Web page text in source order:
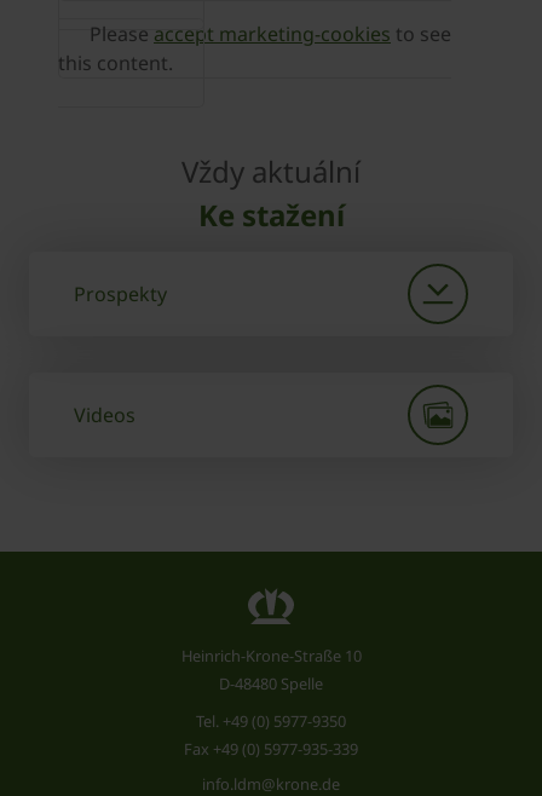
Please accept marketing-cookies to see
this content.
Vždy aktuální
Ke stažení
Prospekty
Videos
Heinrich-Krone-Straße 10
D-48480 Spelle
Tel. +49 (0) 5977-9350
Fax +49 (0) 5977-935-339
info.ldm@krone.de